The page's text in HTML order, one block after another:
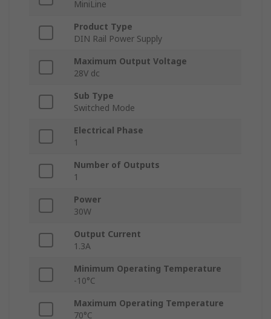
MiniLine
Product Type
DIN Rail Power Supply
Maximum Output Voltage
28V dc
Sub Type
Switched Mode
Electrical Phase
1
Number of Outputs
1
Power
30W
Output Current
1.3A
Minimum Operating Temperature
-10°C
Maximum Operating Temperature
70°C